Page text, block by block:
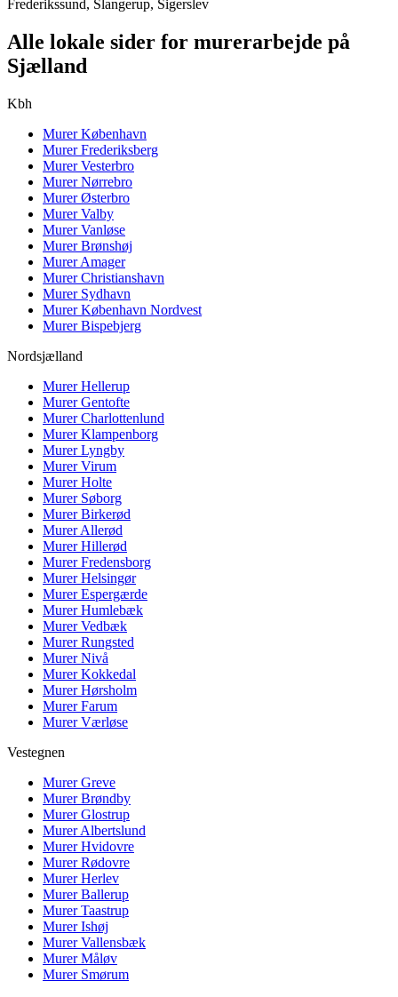
Frederikssund, Slangerup, Sigerslev
Alle lokale sider for murerarbejde på
Sjælland
Kbh
MurerKøbenhavn
MurerFrederiksberg
MurerVesterbro
MurerNørrebro
MurerØsterbro
MurerValby
MurerVanløse
MurerBrønshøj
MurerAmager
MurerChristianshavn
Murer Sydhavn
MurerKøbenhavn Nordvest
MurerBispebjerg
Nordsjælland
MurerHellerup
MurerGentofte
MurerCharlottenlund
MurerKlampenborg
MurerLyngby
MurerVirum
MurerHolte
Murer Søborg
MurerBirkerød
MurerAllerød
MurerHillerød
MurerFredensborg
MurerHelsingør
MurerEspergærde
MurerHumlebæk
MurerVedbæk
MurerRungsted
MurerNivå
MurerKokkedal
MurerHørsholm
MurerFarum
MurerVærløse
Vestegnen
MurerGreve
MurerBrøndby
MurerGlostrup
MurerAlbertslund
MurerHvidovre
MurerRødovre
MurerHerlev
MurerBallerup
MurerTaastrup
MurerIshøj
MurerVallensbæk
MurerMåløv
Murer Smørum